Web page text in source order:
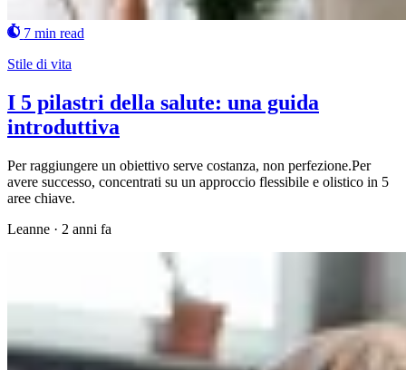
7 min read
Stile di vita
I 5 pilastri della salute: una guida
introduttiva
Per raggiungere un obiettivo serve costanza, non perfezione.Per
avere successo, concentrati su un approccio flessibile e olistico in 5
aree chiave.
Leanne · 2 anni fa